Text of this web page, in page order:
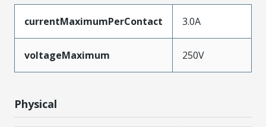
currentMaximumPerContact 3.0A
voltageMaximum 250V
Physical